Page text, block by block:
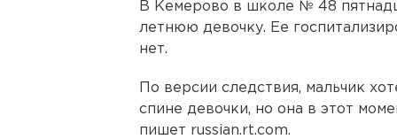
В Кемерово в школе № 48
летнюю девочку. Ее
нет.
По версии следствия, мальчик
спине девочки, но она в этот
пишет russian.rt.com.